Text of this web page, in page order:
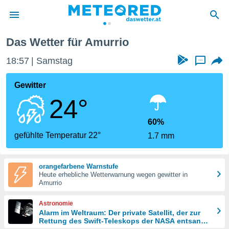
wurde
dass
sind.
diese
Das Wetter für Amurrio
18:57 Samstag ...
Gewitter
24°
gefühlte Temperatur 22°
60%
1.7 mm
orangefarbene Warnstufe
Heute erhebliche Wetterwarnung wegen gewitter in
Amurrio
Astronomie
Alarm im Weltraum: Der private Satellit, der zur
Rettung des Swift-Teleskops der NASA entsandt